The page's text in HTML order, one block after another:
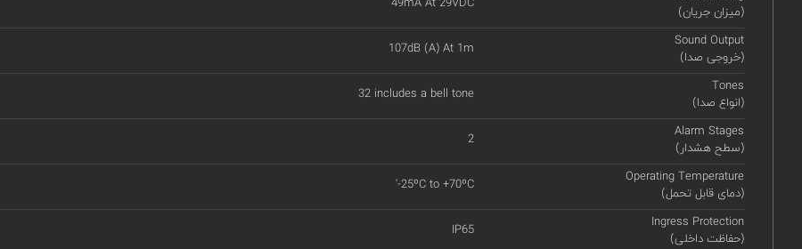
(میزان جریان)
Sound Output
(خروجی صدا)
107dB (A) At 1m
Tones
(انواع صدا)
32 includes a bell tone
Alarm Stages
(سطح هشدار)
2
Operating Temperature
(دمای قابل تحمل)
'-25ºC to +70ºC
Ingress Protection
(حفاظت داخلی)
IP65